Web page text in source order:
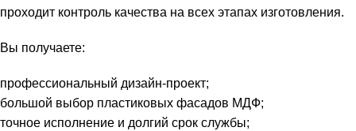
проходит контроль качества на всех этапах изготовления.
Вы получаете:
профессиональный дизайн-проект;
большой выбор пластиковых фасадов МДФ;
точное исполнение и долгий срок службы;